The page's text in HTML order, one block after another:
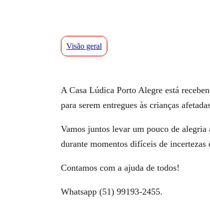
Visão geral
A Casa Lúdica Porto Alegre está
para serem entregues às crianças
Vamos juntos levar um pouco de
durante momentos difíceis de incertezas
Contamos com a ajuda de todos!
Whatsapp (51) 99193-2455.